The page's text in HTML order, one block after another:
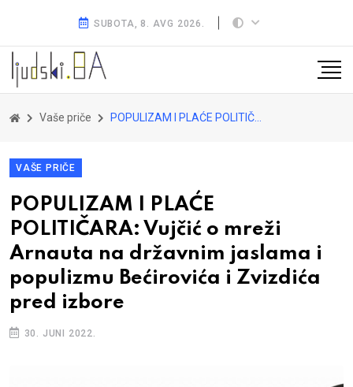
SUBOTA, 8. AVG 2026.
Vaše priče POPULIZAM I PLAĆE POLITIČARA: Vujčić o mreži Arnauta na državnim jaslama i populizmu Bećirovića i Zvizdića pred izbore
VAŠE PRIČE
POPULIZAM I PLAĆE
POLITIČARA: Vujčić o mreži
Arnauta na državnim jaslama i
populizmu Bećirovića i Zvizdića
pred izbore
30. JUNI 2022.